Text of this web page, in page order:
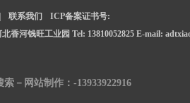
联系我们
ICP备案证书号:
北香河钱旺工业园 Tel: 13810052825 E-mail:
索－网站制作： -13933922916